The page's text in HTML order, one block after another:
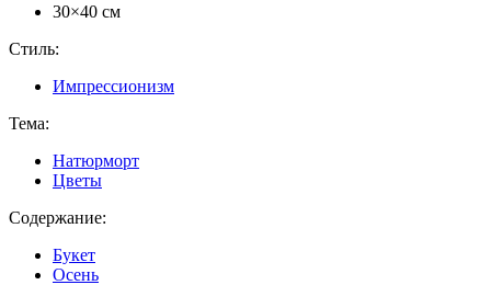
30×40 см
Стиль:
Импрессионизм
Тема:
Натюрморт
Цветы
Содержание:
Букет
Осень